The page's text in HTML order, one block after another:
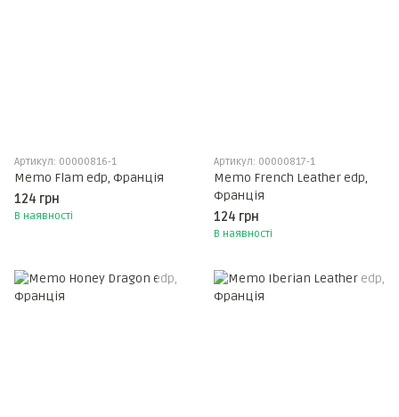
Артикул: 00000816-1
Memo Flam edp, Франція
124 грн
В наявності
Артикул: 00000817-1
Memo French Leather edp,
Франція
124 грн
В наявності